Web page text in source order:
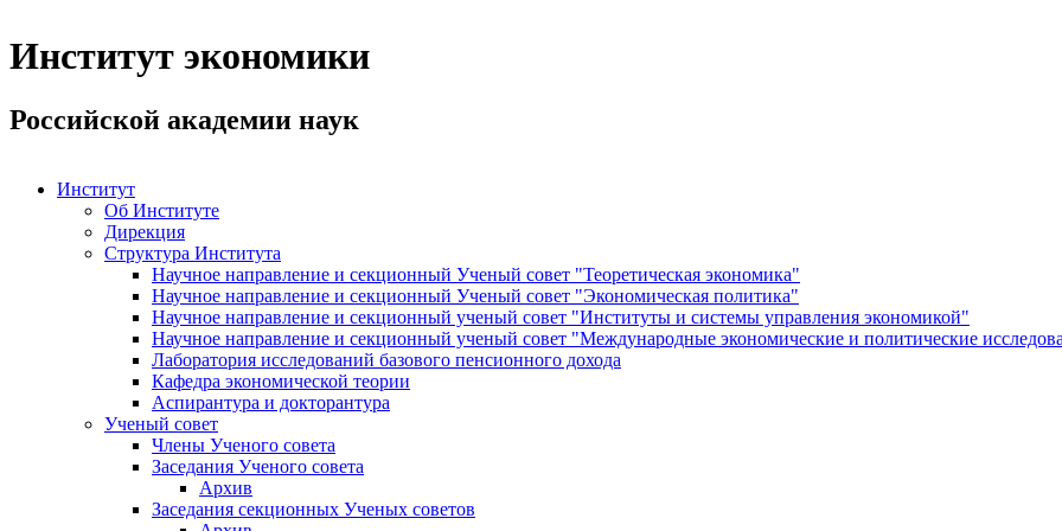
Институт экономики
Российской академии наук
Институт
Об Институте
Дирекция
Структура Института
Научное направление и секционный Ученый совет "Теоретическая экономика"
Научное направление и секционный Ученый совет "Экономическая политика"
Научное направление и секционный ученый совет "Институты и системы управления экономикой"
Научное направление и секционный ученый совет "Международные экономические и политические
Лаборатория исследований базового пенсионного дохода
Кафедра экономической теории
Аспирантура и докторантура
Ученый совет
Члены Ученого совета
Заседания Ученого совета
Архив
Заседания секционных Ученых советов